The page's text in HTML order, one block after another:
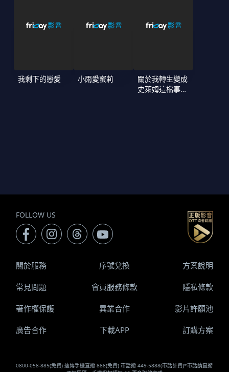
我剩下的戀愛 小雨愛蜜莉
關於我轉生變成
史萊姆這檔事
FOLLOW US
0800-058-885(免費) 遠傳手機直撥 888(免費) 市話撥 449-5888(市話計費)*市話請直撥
關於服務 序號兌換 方案說明
常見問題 會員服務條款 隱私條款
著作權保護 異業合作 影片許願池
廣告合作 下載APP 訂購方案